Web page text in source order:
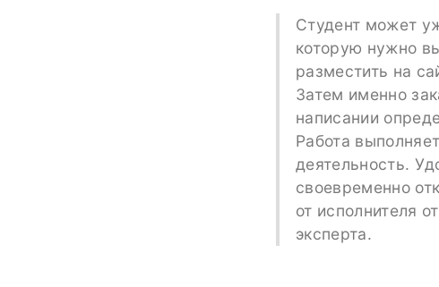
Студент может
которую нужно
разместить на
Затем именно
написании
Работа
деятельность.
своевременно
от исполнителя
эксперта.